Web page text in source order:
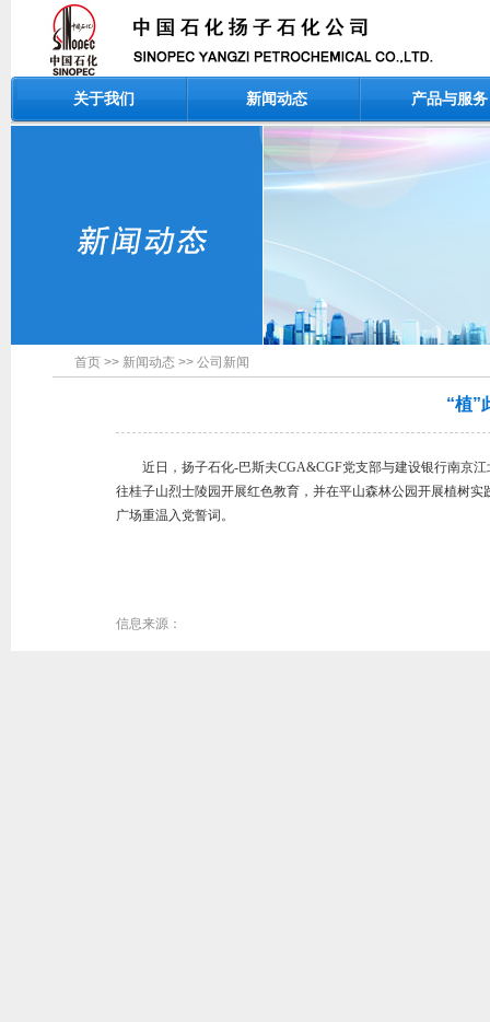
关于我们 新闻动态 产品与服务
首页 >> 新闻动态 >> 公司新闻
“植”
近日，扬子石化-巴斯夫CGA&CGF党支部与建设银行南京江
往桂子山烈士陵园开展红色教育，并在平山森林公园开展植树
广场重温入党誓词。
信息来源：